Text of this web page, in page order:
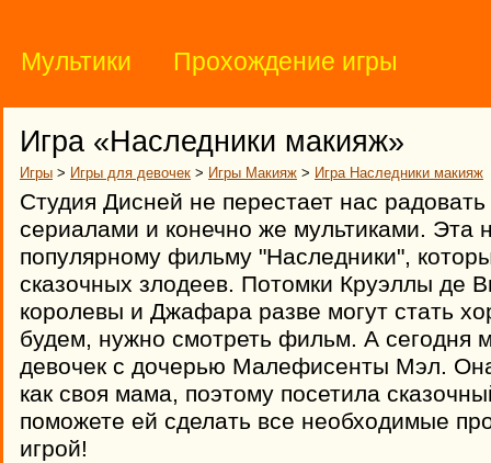
Мультики Прохождение игры
Игра «Наследники макияж»
Игры > Игры для девочек > Игры Макияж > Игра Наследники макияж
Студия Дисней не перестает нас
сериалами и конечно же мультиками. Эта
популярному фильму "Наследники",
сказочных злодеев. Потомки Круэллы де
королевы и Джафара разве могут стать
будем, нужно смотреть фильм. А сегодня
девочек с дочерью Малефисенты Мэл.
как своя мама, поэтому посетила
поможете ей сделать все необходимые
игрой!